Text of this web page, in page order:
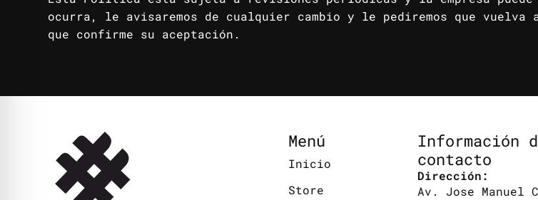
ocurra, le avisaremos de cualquier cambio y le pediremos que
que confirme su aceptación.
Menú
Inicio
Store
Información
contacto
Dirección:
Av. Jose Manuel